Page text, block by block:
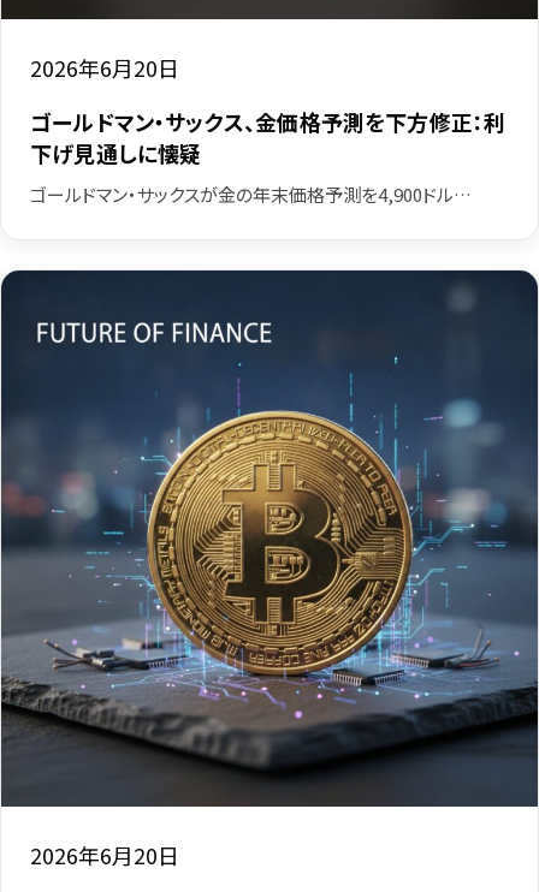
2026年6月20日
ゴールドマン・サックス、金価格予測を下方修正：利
下げ見通しに懐疑
ゴールドマン・サックスが金の年末価格予測を4,900ドル…
2026年6月20日